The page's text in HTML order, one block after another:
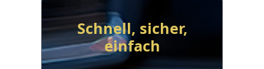
Schnell, sicher,
einfach